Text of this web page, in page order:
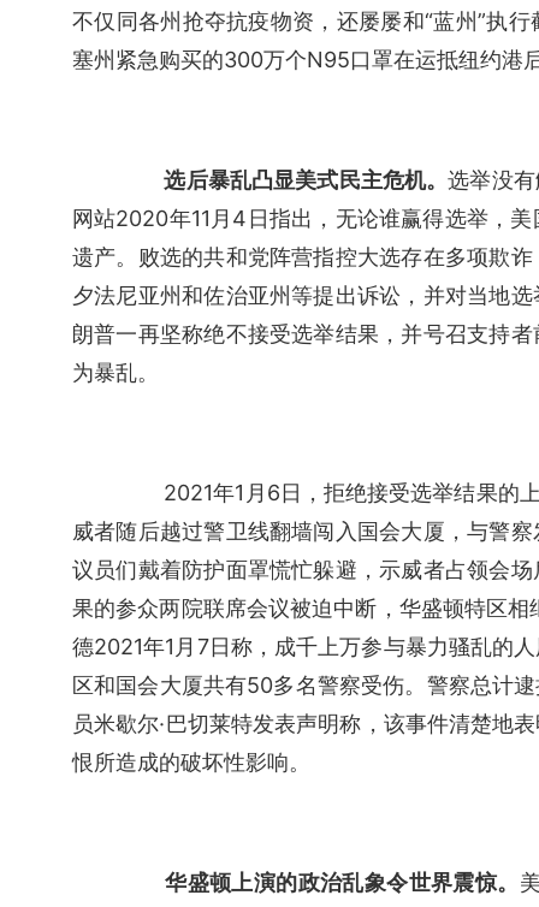
不仅同各州抢夺抗疫物资，还屡屡和“蓝州”执
塞州紧急购买的300万个N95口罩在运抵纽约港
选后暴乱凸显美式民主危机。选举没
网站2020年11月4日指出，无论谁赢得选举，
遗产。败选的共和党阵营指控大选存在多项欺
夕法尼亚州和佐治亚州等提出诉讼，并对当地
朗普一再坚称绝不接受选举结果，并号召支持
为暴乱。
2021年1月6日，拒绝接受选举结果的上
威者随后越过警卫线翻墙闯入国会大厦，与警
议员们戴着防护面罩慌忙躲避，示威者占领会
果的参众两院联席会议被迫中断，华盛顿特区
德2021年1月7日称，成千上万参与暴力骚乱的
区和国会大厦共有50多名警察受伤。警察总计
员米歇尔·巴切莱特发表声明称，该事件清楚地
恨所造成的破坏性影响。
华盛顿上演的政治乱象令世界震惊。